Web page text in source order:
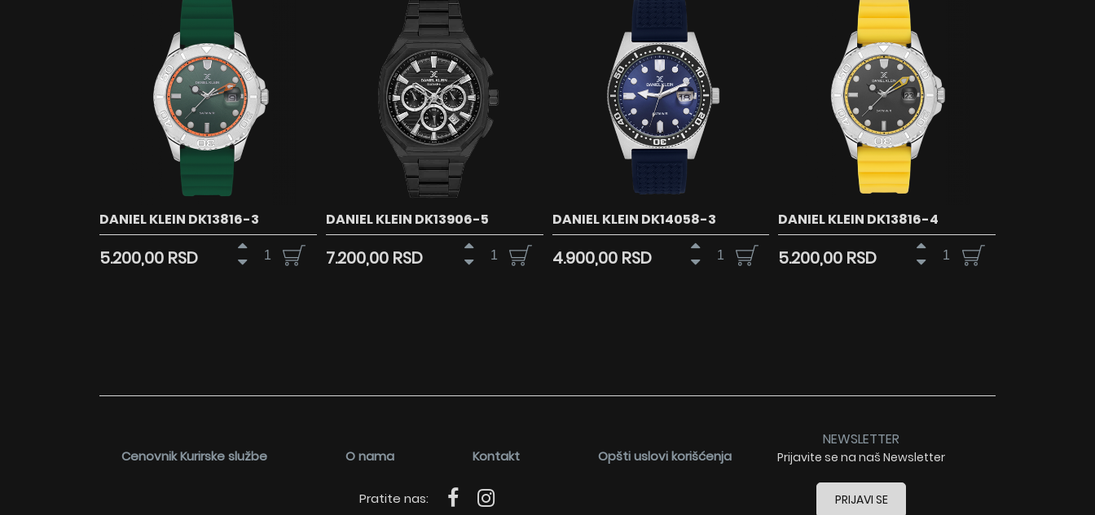
DANIEL KLEIN DK13816-3
5.200,00 RSD
DANIEL KLEIN DK13906-5
7.200,00 RSD
DANIEL KLEIN DK14058-3
4.900,00 RSD
DANIEL KLEIN DK13816-4
5.200,00 RSD
Cenovnik Kurirske službe O nama Kontakt Opšti uslovi korišćenja
Pratite nas:
NEWSLETTER
Prijavite se na naš Newsletter
PRIJAVI SE